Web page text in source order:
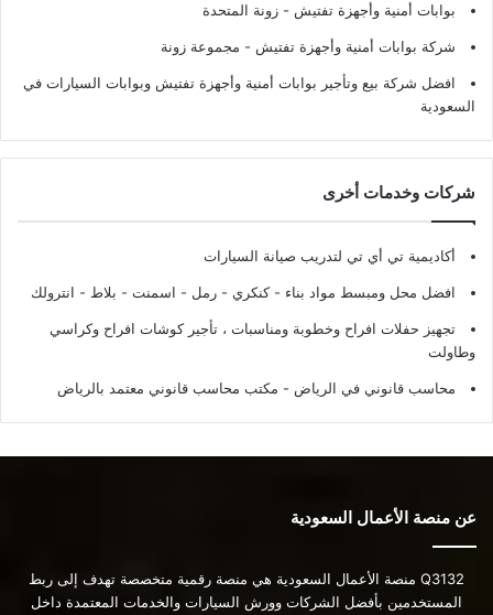
بوابات أمنية وأجهزة تفتيش - زونة المتحدة
شركة بوابات أمنية وأجهزة تفتيش - مجموعة زونة
افضل شركة بيع وتأجير بوابات أمنية وأجهزة تفتيش وبوابات السيارات في
السعودية
شركات وخدمات أخرى
أكاديمية تي أي تي لتدريب صيانة السيارات
افضل محل ومبسط مواد بناء - كنكري - رمل - اسمنت - بلاط - انترولك
تجهيز حفلات افراح وخطوبة ومناسبات ، تأجير كوشات افراح وكراسي
وطاولت
محاسب قانوني في الرياض - مكتب محاسب قانوني معتمد بالرياض
عن منصة الأعمال السعودية
Q3132 منصة الأعمال السعودية هي منصة رقمية متخصصة تهدف إلى ربط
المستخدمين بأفضل الشركات وورش السيارات والخدمات المعتمدة داخل